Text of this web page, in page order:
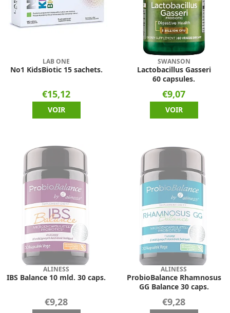
LAB ONE
No1 KidsBiotic 15 sachets.
€15,12
VOIR
SWANSON
Lactobacillus Gasseri
60 capsules.
€9,07
VOIR
ALINESS
IBS Balance 10 mld. 30 caps.
€9,28
ALINESS
ProbioBalance Rhamnosus
GG Balance 30 caps.
€9,28